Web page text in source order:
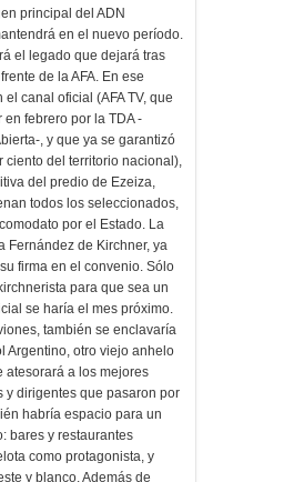
principal del ADN
en el nuevo período.
el legado que dejará tras
de la AFA. En ese
canal oficial (AFA TV, que
febrero por la TDA -
, y que ya se garantizó
ciento del territorio nacional),
del predio de Ezeiza,
todos los seleccionados,
por el Estado. La
Fernández de Kirchner, ya
firma en el convenio. Sólo
para que sea un
se haría el mes próximo.
también se enclavaría
Argentino, otro viejo anhelo
atesorará a los mejores
y dirigentes que pasaron por
habría espacio para un
bares y restaurantes
como protagonista, y
y blanco. Además de